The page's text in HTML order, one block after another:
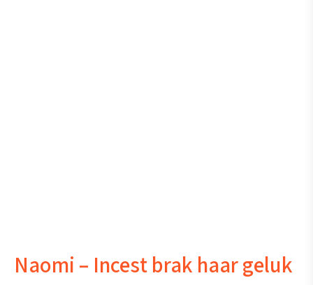
Naomi – Incest brak haar geluk